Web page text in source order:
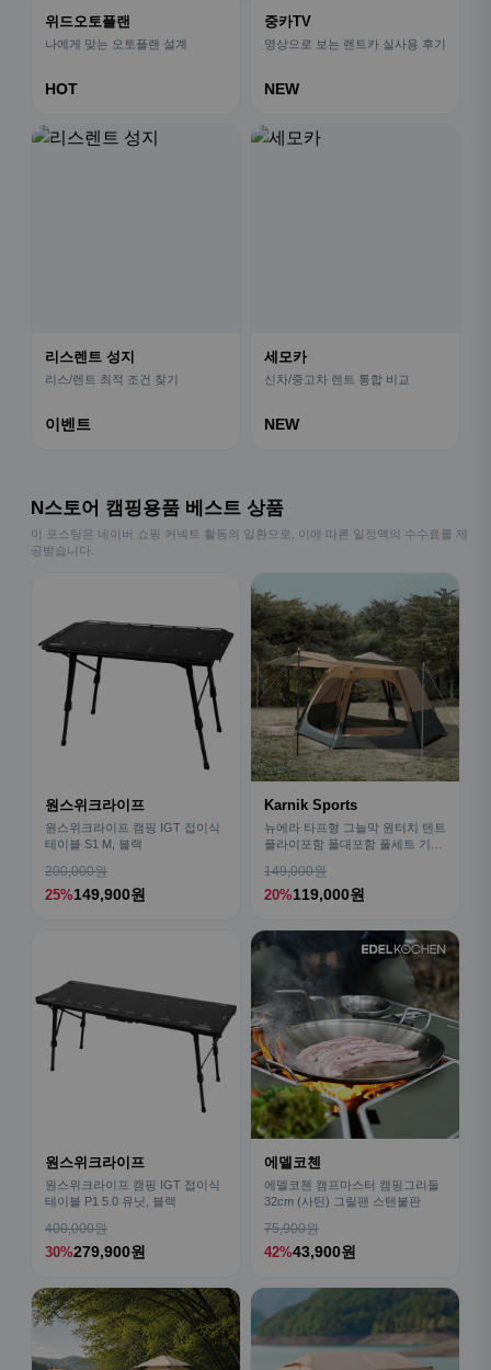
위드오토플랜
나에게 맞는 오토플랜 설계
HOT
중카TV
영상으로 보는 렌트카 실사용 후기
NEW
리스렌트 성지
리스/렌트 최적 조건 찾기
이벤트
세모카
신차/중고차 렌트 통합 비교
NEW
N스토어 캠핑용품 베스트 상품
이 포스팅은 네이버 쇼핑 커넥트 활동의 일환으로, 이에 따른 일정액의 수수료를 제
공받습니다.
원스위크라이프
원스위크라이프 캠핑 IGT 접이식
테이블 S1 M, 블랙
200,000원
25%149,900원
Karnik Sports
뉴에라 타프형 그늘막 원터치 텐트
플라이포함 폴대포함 풀세트 기본
149,000원
20%119,000원
원스위크라이프
원스위크라이프 캠핑 IGT 접이식
테이블 P1 5.0 유닛, 블랙
400,000원
30%279,900원
에델코첸
에델코첸 캠프마스터 캠핑그리들
32cm (사틴) 그릴팬 스텐불판
75,900원
42%43,900원